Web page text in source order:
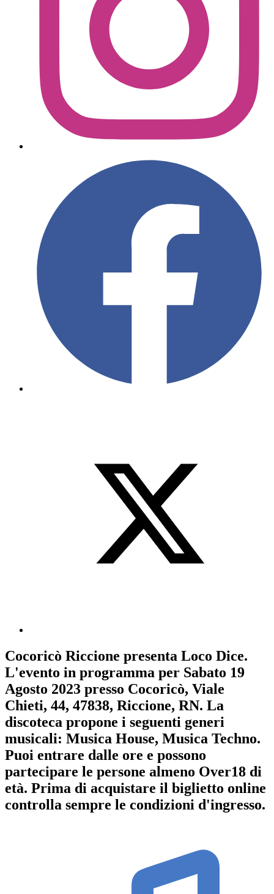
Cocoricò Riccione presenta Loco Dice.
L'evento in programma per Sabato 19
Agosto 2023 presso Cocoricò, Viale
Chieti, 44, 47838, Riccione, RN. La
discoteca propone i seguenti generi
musicali: Musica House, Musica Techno.
Puoi entrare dalle ore e possono
partecipare le persone almeno Over18 di
età. Prima di acquistare il biglietto online
controlla sempre le condizioni d'ingresso.